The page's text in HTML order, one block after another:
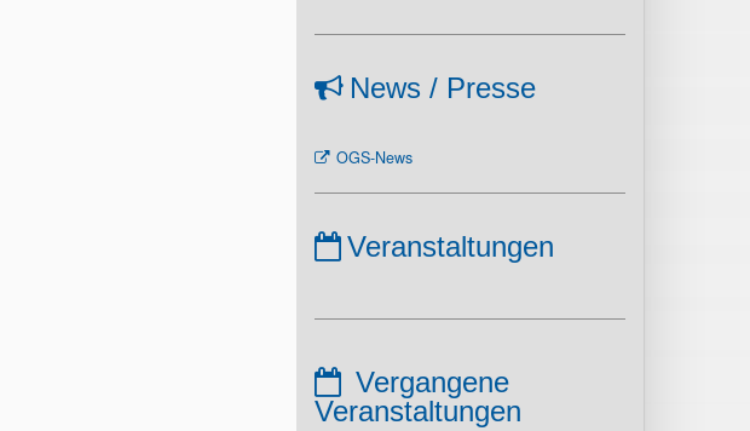
News / Presse
OGS-News
Veranstaltungen
Vergangene
Veranstaltungen